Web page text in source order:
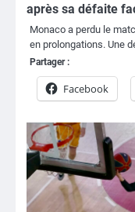
après sa défaite
Monaco a perdu le
en prolongations. Une
Partager :
Facebook